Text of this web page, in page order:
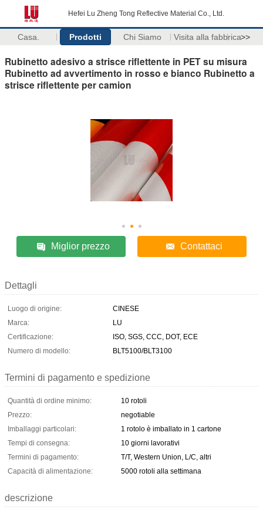
Hefei Lu Zheng Tong Reflective Material Co., Ltd.
Casa. Prodotti Chi Siamo Visita alla fabbrica>>
Rubinetto adesivo a strisce riflettente in PET su misura
Rubinetto ad avvertimento in rosso e bianco Rubinetto a
strisce riflettente per camion
Miglior prezzo Contattaci
Dettagli
Luogo di origine:
CINESE
Marca:
LU
Certificazione:
ISO, SGS, CCC, DOT, ECE
Numero di modello:
BLT5100/BLT3100
Termini di pagamento e spedizione
Quantità di ordine minimo:
10 rotoli
Prezzo:
negotiable
Imballaggi particolari:
1 rotolo è imballato in 1 cartone
Tempi di consegna:
10 giorni lavorativi
Termini di pagamento:
T/T, Western Union, L/C, altri
Capacità di alimentazione:
5000 rotoli alla settimana
descrizione